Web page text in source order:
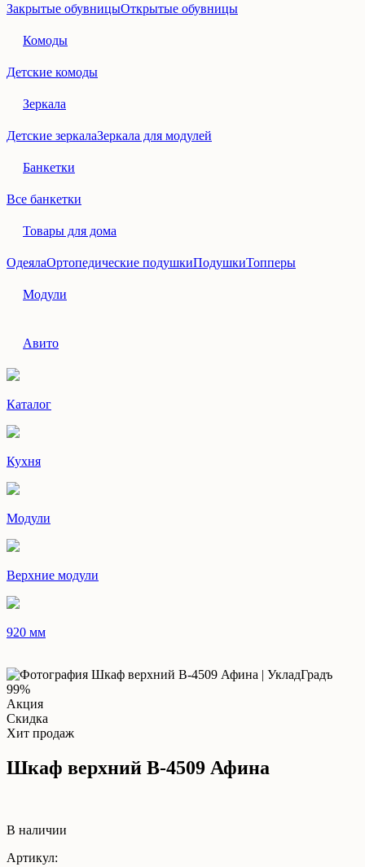
Закрытые обувницыОткрытые обувницы
Комоды
Детские комоды
Зеркала
Детские зеркалаЗеркала для модулей
Банкетки
Все банкетки
Товары для дома
ОдеялаОртопедические подушкиПодушкиТопперы
Модули
Авито
Каталог
Кухня
Модули
Верхние модули
920 мм
99%
Акция
Скидка
Хит продаж
Шкаф верхний В-4509 Афина
В наличии
Артикул: